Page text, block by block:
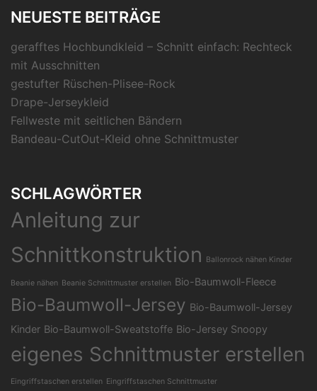
NEUESTE BEITRÄGE
gerafftes Hochbundkleid – Schnitt einfach: Rechteck
mit Ausschnitten
gestufter Rüschen-Plisee-Rock
Drape-Jerseykleid
Fellweste mit seitlichen Bändern
Bandeau-CutOut-Kleid ohne Schnittmuster
SCHLAGWÖRTER
Anleitung zur
Schnittkonstruktion
Ballonrock nähen Kinder
Beanie nähen Beanie Schnittmuster erstellen Bio-Baumwoll-Fleece
Bio-Baumwoll-Jersey Bio-Baumwoll-Jersey
Kinder Bio-Baumwoll-Sweatstoffe Bio-Jersey Snoopy
eigenes Schnittmuster erstellen
Eingriffstaschen erstellen Eingriffstaschen Schnittmuster